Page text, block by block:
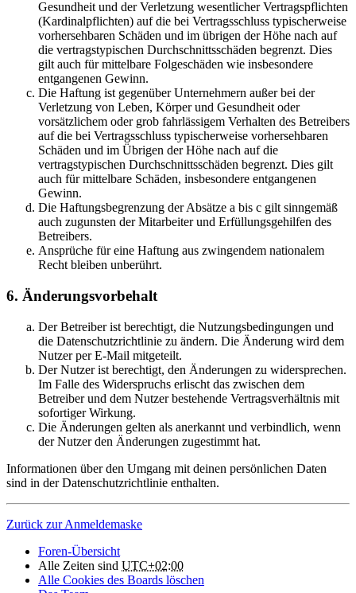
Gesundheit und der Verletzung wesentlicher Vertragspflichten
(Kardinalpflichten) auf die bei Vertragsschluss typischerweise
vorhersehbaren Schäden und im übrigen der Höhe nach auf
die vertragstypischen Durchschnittsschäden begrenzt. Dies
gilt auch für mittelbare Folgeschäden wie insbesondere
entgangenen Gewinn.
Die Haftung ist gegenüber Unternehmern außer bei der
Verletzung von Leben, Körper und Gesundheit oder
vorsätzlichem oder grob fahrlässigem Verhalten des Betreibers
auf die bei Vertragsschluss typischerweise vorhersehbaren
Schäden und im Übrigen der Höhe nach auf die
vertragstypischen Durchschnittsschäden begrenzt. Dies gilt
auch für mittelbare Schäden, insbesondere entgangenen
Gewinn.
Die Haftungsbegrenzung der Absätze a bis c gilt sinngemäß
auch zugunsten der Mitarbeiter und Erfüllungsgehilfen des
Betreibers.
Ansprüche für eine Haftung aus zwingendem nationalem
Recht bleiben unberührt.
6. Änderungsvorbehalt
Der Betreiber ist berechtigt, die Nutzungsbedingungen und
die Datenschutzrichtlinie zu ändern. Die Änderung wird dem
Nutzer per E-Mail mitgeteilt.
Der Nutzer ist berechtigt, den Änderungen zu widersprechen.
Im Falle des Widerspruchs erlischt das zwischen dem
Betreiber und dem Nutzer bestehende Vertragsverhältnis mit
sofortiger Wirkung.
Die Änderungen gelten als anerkannt und verbindlich, wenn
der Nutzer den Änderungen zugestimmt hat.
Informationen über den Umgang mit deinen persönlichen Daten
sind in der Datenschutzrichtlinie enthalten.
Zurück zur Anmeldemaske
Foren-Übersicht
Alle Zeiten sind UTC+02:00
Alle Cookies des Boards löschen